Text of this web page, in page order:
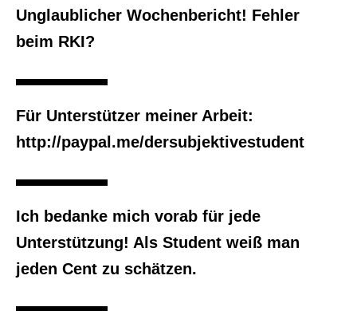
Unglaublicher Wochenbericht! Fehler
beim RKI?
Für Unterstützer meiner Arbeit:
http://paypal.me/dersubjektivestudent
Ich bedanke mich vorab für jede
Unterstützung! Als Student weiß man
jeden Cent zu schätzen.